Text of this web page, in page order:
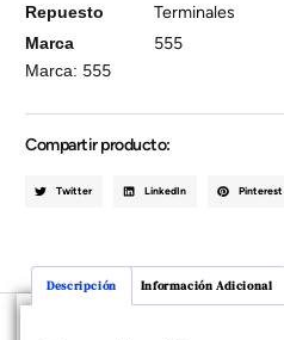
Repuesto
Terminales
Marca 555
Marca: 555
Compartir producto:
Twitter LinkedIn Pinterest
Descripción Información Adicional